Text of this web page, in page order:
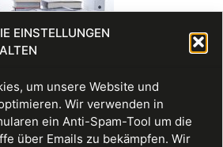
EINSTELLUNGEN
um unsere Website und
Wir verwenden in
ein Anti-Spam-Tool um die
über Emails zu bekämpfen. Wir